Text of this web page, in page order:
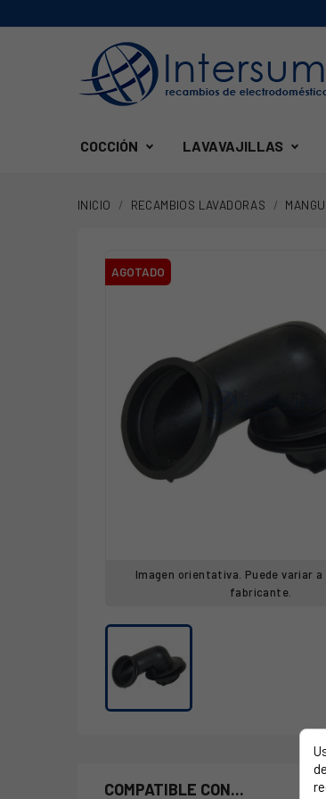
COCCIÓN LAVAVAJILLAS
INICIO RECAMBIOS LAVADORAS
AGOTADO
Imagen orientativa. Puede variar
fabricante.
COMPATIBLE CON...